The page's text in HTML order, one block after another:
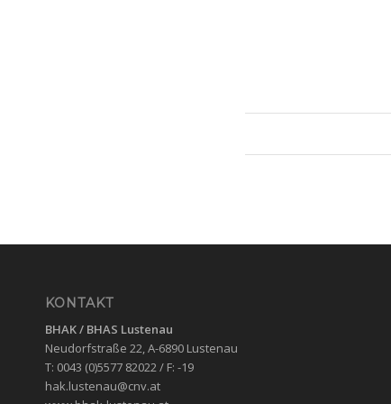
KONTAKT
BHAK / BHAS Lustenau
Neudorfstraße 22, A-6890 Lustenau
T: 0043 (0)5577 82022 / F: -19
hak.lustenau@cnv.at